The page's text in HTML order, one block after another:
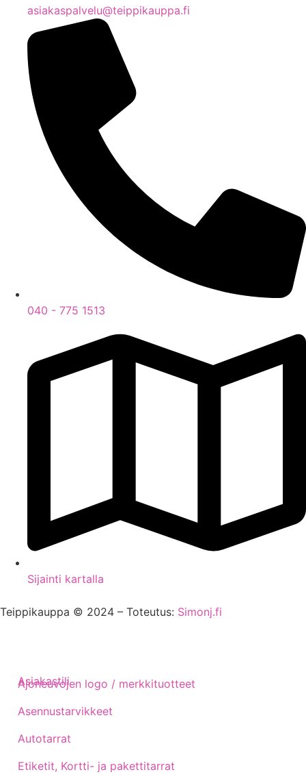
asiakaspalvelu@teippikauppa.fi
040 - 775 1513
Sijainti kartalla
Teippikauppa © 2024 – Toteutus: Simonj.fi
Ajoneuvojen logo / merkkituotteet
Asennustarvikkeet
Autotarrat
Etiketit, Kortti- ja pakettitarrat
Asiakastili